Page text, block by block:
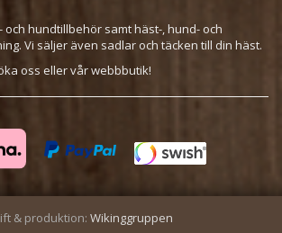
och hundtillbehör samt häst-, hund- och
Vi säljer även sadlar och täcken till din häst.
oss eller vår webbbutik!
& produktion: Wikinggruppen